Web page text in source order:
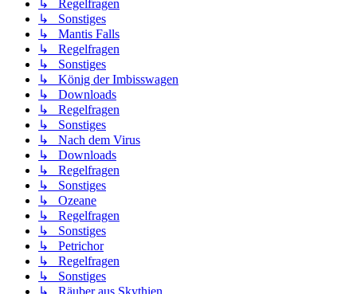
↳ Regelfragen
↳ Sonstiges
↳ Mantis Falls
↳ Regelfragen
↳ Sonstiges
↳ König der Imbisswagen
↳ Downloads
↳ Regelfragen
↳ Sonstiges
↳ Nach dem Virus
↳ Downloads
↳ Regelfragen
↳ Sonstiges
↳ Ozeane
↳ Regelfragen
↳ Sonstiges
↳ Petrichor
↳ Regelfragen
↳ Sonstiges